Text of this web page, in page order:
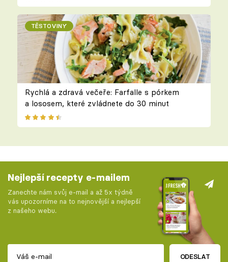
TĚSTOVINY
Rychlá a zdravá večeře: Farfalle s pórkem
a lososem, které zvládnete do 30 minut
Nejlepší recepty e-mailem
Zanechte nám svůj e-mail a až 5x týdně
vás upozorníme na to nejnovější a nejlepší
z našeho webu.
ODESLAT